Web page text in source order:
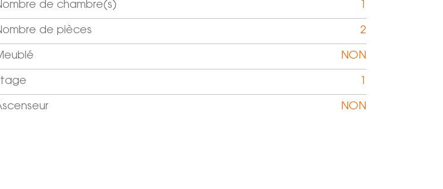
Nombre de chambre(s) 1
Nombre de pièces 2
Meublé NON
Etage 1
Ascenseur NON